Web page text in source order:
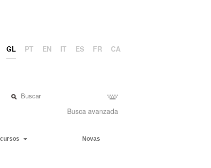
GL PT EN IT ES FR CA
Busca avanzada
Novas